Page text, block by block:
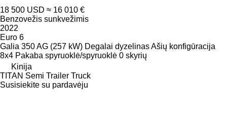
18 500 USD ≈ 16 010 €
Benzovežis sunkvežimis
2022
Euro 6
Galia 350 AG (257 kW) Degalai dyzelinasAšių konfigūracija
8x4 Pakaba spyruoklė/spyruoklė 0 skyrių
Kinija
TITAN Semi Trailer Truck
Susisiekite su pardavėju